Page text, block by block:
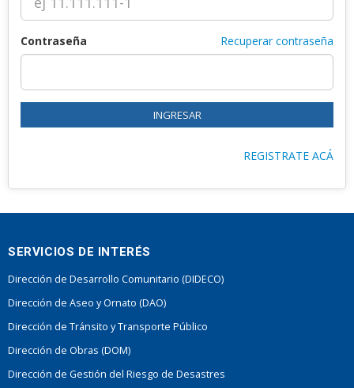
Recuperar contraseña
Contraseña
REGISTRATE ACÁ
SERVICIOS DE INTERÉS
Dirección de Desarrollo Comunitario (DIDECO)
Dirección de Aseo y Ornato (DAO)
Dirección de Tránsito y Transporte Público
Dirección de Obras (DOM)
Dirección de Gestión del Riesgo de Desastres